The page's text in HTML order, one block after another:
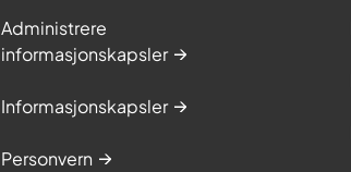
Administrere
informasjonskapsler
Informasjonskapsler
Personvern